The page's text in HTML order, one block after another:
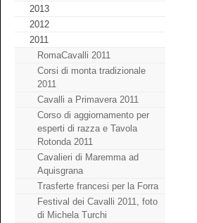
2013
2012
2011
RomaCavalli 2011
Corsi di monta tradizionale
2011
Cavalli a Primavera 2011
Corso di aggiornamento per
esperti di razza e Tavola
Rotonda 2011
Cavalieri di Maremma ad
Aquisgrana
Trasferte francesi per la Forra
Festival dei Cavalli 2011, foto
di Michela Turchi